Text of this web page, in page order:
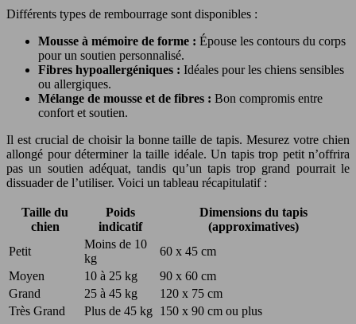
Différents types de rembourrage sont disponibles :
Mousse à mémoire de forme : Épouse les contours du corps
pour un soutien personnalisé.
Fibres hypoallergéniques : Idéales pour les chiens sensibles
ou allergiques.
Mélange de mousse et de fibres : Bon compromis entre
confort et soutien.
Il est crucial de choisir la bonne taille de tapis. Mesurez votre chien
allongé pour déterminer la taille idéale. Un tapis trop petit n’offrira
pas un soutien adéquat, tandis qu’un tapis trop grand pourrait le
dissuader de l’utiliser. Voici un tableau récapitulatif :
Taille du
chien
Poids
indicatif
Dimensions du tapis
(approximatives)
Petit
Moins de 10
kg
60 x 45 cm
Moyen
10 à 25 kg
90 x 60 cm
Grand
25 à 45 kg
120 x 75 cm
Très Grand
Plus de 45 kg 150 x 90 cm ou plus